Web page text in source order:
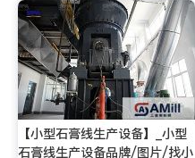
【小型石膏线生产设备】_小型
石膏线生产设备品牌/图片/找小